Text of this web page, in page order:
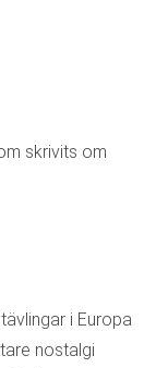
skrivits om
i Europa
nostalgi